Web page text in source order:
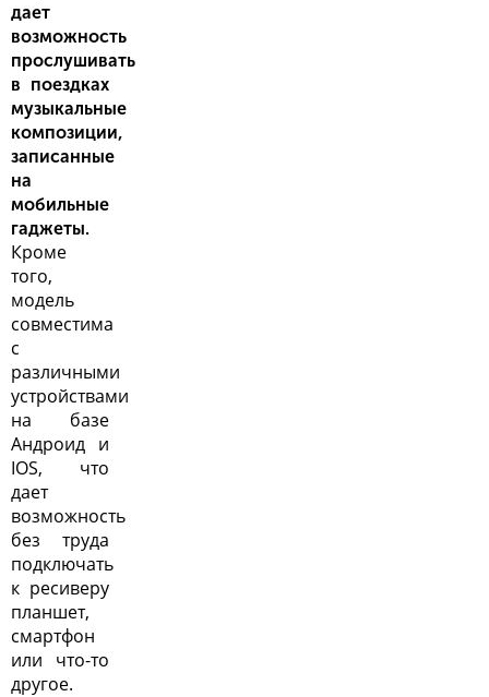
дает
возможность
прослушивать
в поездках
музыкальные
композиции,
записанные
на
мобильные
гаджеты.
Кроме
того,
модель
совместима
с
различными
устройствами
на базе
Андроид и
IOS, что
дает
возможность
без труда
подключать
к ресиверу
планшет,
смартфон
или что-то
другое.